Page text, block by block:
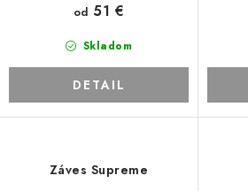
Skladom
od 51 €
DETAIL
Záves Supreme